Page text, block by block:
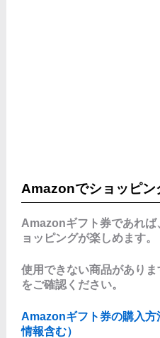
Amazonでショッピン
Amazonギフト券であれ
ョッピングが楽しめます。
使用できない商品があり
をご確認ください。
Amazonギフト券の購入
情報含む）